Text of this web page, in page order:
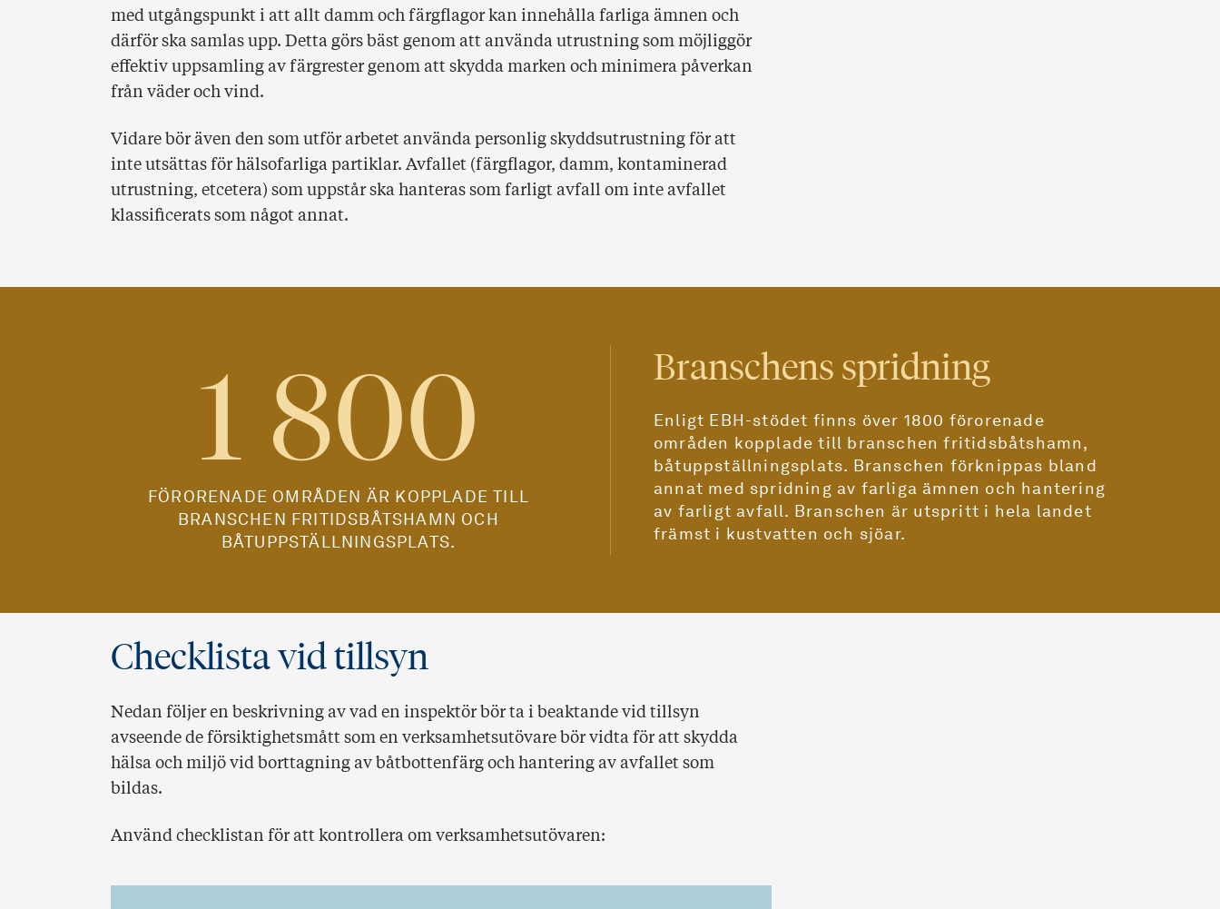
med utgångspunkt i att allt damm och färgflagor kan innehålla farliga ämnen och
därför ska samlas upp. Detta görs bäst genom att använda utrustning som möjliggör
effektiv uppsamling av färgrester genom att skydda marken och minimera påverkan
från väder och vind.
Vidare bör även den som utför arbetet använda personlig skyddsutrustning för att
inte utsättas för hälsofarliga partiklar. Avfallet (färgflagor, damm, kontaminerad
utrustning, etcetera) som uppstår ska hanteras som farligt avfall om inte avfallet
klassificerats som något annat.
1 800
FÖRORENADE OMRÅDEN ÄR KOPPLADE TILL
BRANSCHEN FRITIDSBÅTSHAMN OCH
BÅTUPPSTÄLLNINGSPLATS.
Branschens spridning
Enligt EBH-stödet finns över 1800 förorenade
områden kopplade till branschen fritidsbåtshamn,
båtuppställningsplats. Branschen förknippas bland
annat med spridning av farliga ämnen och hantering
av farligt avfall. Branschen är utspritt i hela landet
främst i kustvatten och sjöar.
Checklista vid tillsyn
Nedan följer en beskrivning av vad en inspektör bör ta i beaktande vid tillsyn
avseende de försiktighetsmått som en verksamhetsutövare bör vidta för att skydda
hälsa och miljö vid borttagning av båtbottenfärg och hantering av avfallet som
bildas.
Använd checklistan för att kontrollera om verksamhetsutövaren: